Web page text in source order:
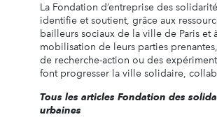
La Fondation d’entreprise des
identifie et soutient, grâce aux
bailleurs sociaux de la ville de Paris et
mobilisation de leurs parties
de recherche-action ou des
font progresser la ville solidaire,
Tous les articles Fondation des
urbaines